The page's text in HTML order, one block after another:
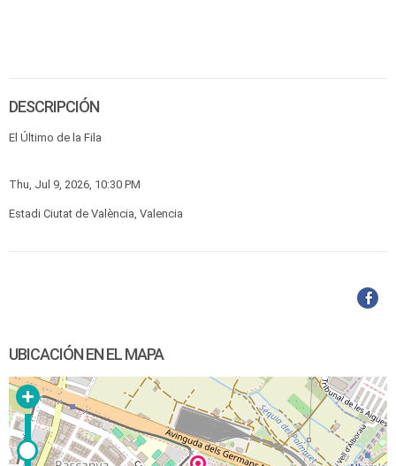
DESCRIPCIÓN
El Último de la Fila
Thu, Jul 9, 2026, 10:30 PM
Estadi Ciutat de València, Valencia
UBICACIÓN EN EL MAPA